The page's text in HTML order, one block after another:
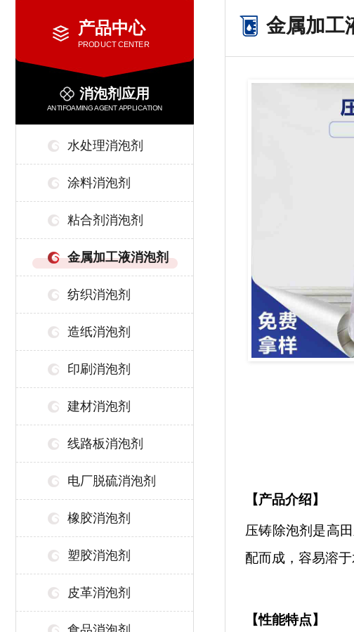
产品中心
PRODUCT CENTER
消泡剂应用
ANTIFOAMING AGENT APPLICATION
水处理消泡剂
涂料消泡剂
粘合剂消泡剂
金属加工液消泡剂
纺织消泡剂
造纸消泡剂
印刷消泡剂
建材消泡剂
线路板消泡剂
电厂脱硫消泡剂
橡胶消泡剂
塑胶消泡剂
皮革消泡剂
金属加工
【产品介绍】
压铸除泡剂是高
配而成，容易溶
【性能特点】